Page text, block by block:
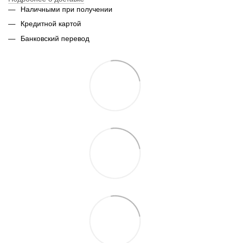
Наличными при получении
Кредитной картой
Банковский перевод